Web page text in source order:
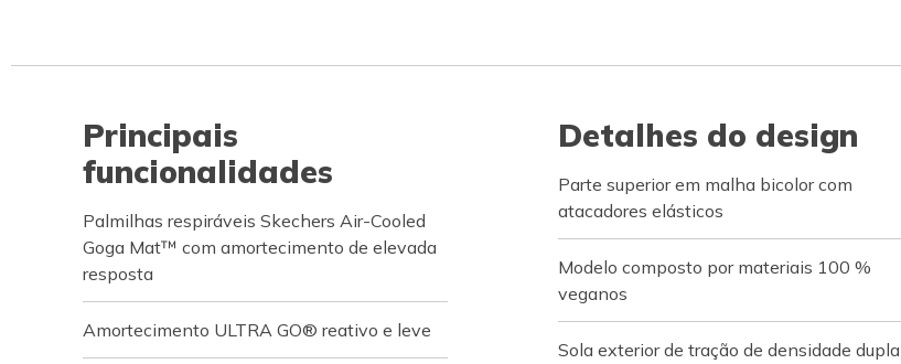
Principais
funcionalidades
Palmilhas respiráveis Skechers Air-Cooled
Goga Mat™ com amortecimento de elevada
resposta
Amortecimento ULTRA GO® reativo e leve
Detalhes do design
Parte superior em malha bicolor com
atacadores elásticos
Modelo composto por materiais 100 %
veganos
Sola exterior de tração de densidade dupla